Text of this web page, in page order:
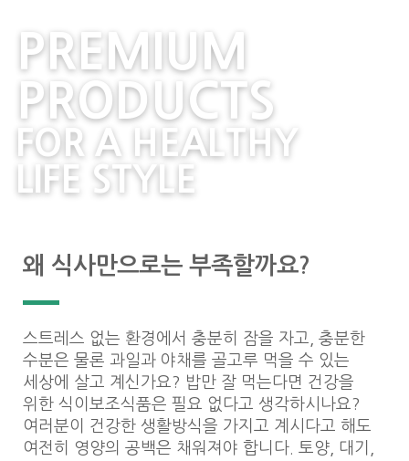
PREMIUM
PRODUCTS
FOR A HEALTHY
LIFE STYLE
왜 식사만으로는 부족할까요?
스트레스 없는 환경에서 충분히 잠을 자고, 충분한
수분은 물론 과일과 야채를 골고루 먹을 수 있는
세상에 살고 계신가요? 밥만 잘 먹는다면 건강을
위한 식이보조식품은 필요 없다고 생각하시나요?
여러분이 건강한 생활방식을 가지고 계시다고 해도
여전히 영양의 공백은 채워져야 합니다. 토양, 대기,